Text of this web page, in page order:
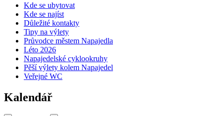
Kde se ubytovat
Kde se najíst
Důležité kontakty
Tipy na výlety
Průvodce městem Napajedla
Léto 2026
Napajedelské cyklookruhy
Pěší výlety kolem Napajedel
Veřejné WC
Kalendář